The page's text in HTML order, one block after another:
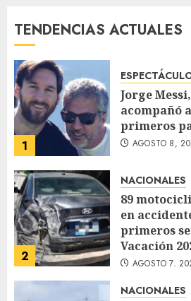
TENDENCIAS ACTUALES
1
Jorge
acompañó
primeros
AGOSTO 8,
2
NACIONALES
89
en
primeros
Vacación
AGOSTO 7,
NACIONALES